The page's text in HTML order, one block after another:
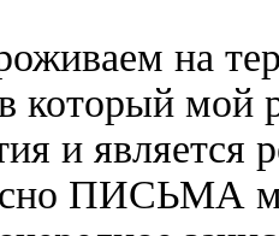
на
который мой
и является
ПИСЬМА